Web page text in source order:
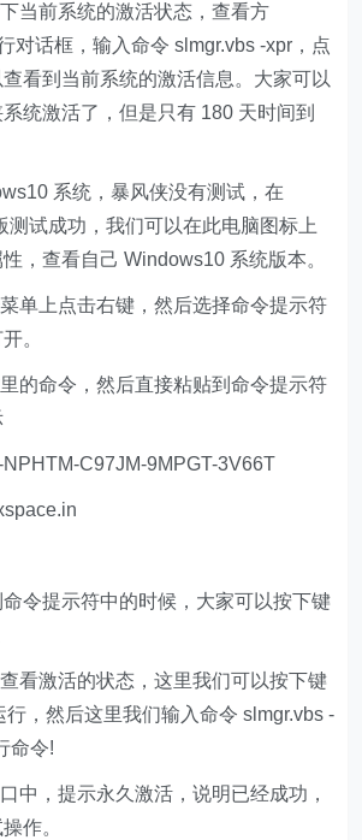
当前系统的激活状态，查看方
对话框，输入命令 slmgr.vbs -xpr，点
看到当前系统的激活信息。大家可以
统激活了，但是只有 180 天时间到
系统，暴风侠没有测试，在
测试成功，我们可以在此电脑图标上
，查看自己 Windows10 系统版本。
单上点击右键，然后选择命令提示符
。
的命令，然后直接粘贴到命令提示符
C97JM-9MPGT-3V66T
令提示符中的时候，大家可以按下键
看激活的状态，这里我们可以按下键
，然后这里我们输入命令 slmgr.vbs -
命令!
中，提示永久激活，说明已经成功，
作。